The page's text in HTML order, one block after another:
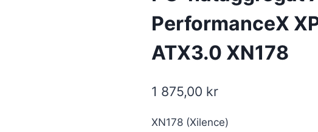
PerformanceX
ATX3.0 XN178
1 875,00 kr
XN178 (Xilence)